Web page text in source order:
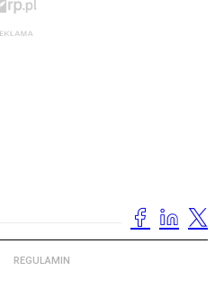
REGULAMIN